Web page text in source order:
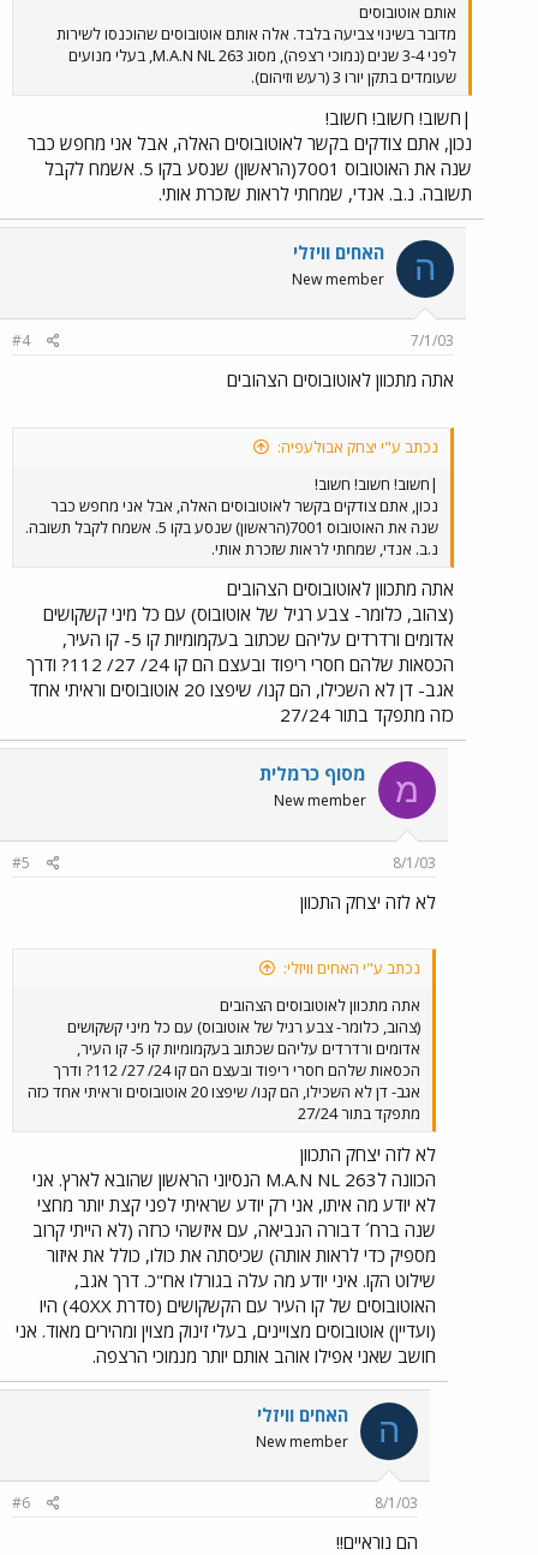
אותם אוטובוסים
מדובר בשינוי צביעה בלבד. אלה אותם אוטובוסים שהוכנסו לשירות
לפני 3-4 שנים (נמוכי רצפה), מסוג M.A.N NL 263, בעלי מנועים
שעומדים בתקן יורו 3 (רעש וזיהום).
|חשוב! חשוב! חשוב!
נכון, אתם צודקים בקשר לאוטובוסים האלה, אבל אני מחפש כבר
שנה את האוטובוס 7001(הראשון) שנסע בקו 5. אשמח לקבל
תשובה. נ.ב. אנדי, שמחתי לראות שזכרת אותי.
ה האחים וויזלי
New member
7/1/03
#4
אתה מתכוון לאוטובוסים הצהובים
נכתב ע"י יצחק אבולעפיה:
|חשוב! חשוב! חשוב!
נכון, אתם צודקים בקשר לאוטובוסים האלה, אבל אני מחפש כבר
שנה את האוטובוס 7001(הראשון) שנסע בקו 5. אשמח לקבל תשובה.
נ.ב. אנדי, שמחתי לראות שזכרת אותי.
אתה מתכוון לאוטובוסים הצהובים
(צהוב, כלומר- צבע רגיל של אוטובוס) עם כל מיני קשקושים
אדומים ורדרדים עליהם שכתוב בעקמומיות קו 5- קו העיר,
הכסאות שלהם חסרי ריפוד ובעצם הם קו 24/ 27/ 112? ודרך
אגב- דן לא השכילו, הם קנו/ שיפצו 20 אוטובוסים וראיתי אחד
כזה מתפקד בתור 27/24
מ מסוף כרמלית
New member
8/1/03
#5
לא לזה יצחק התכוון
נכתב ע"י האחים וויזלי:
אתה מתכוון לאוטובוסים הצהובים
(צהוב, כלומר- צבע רגיל של אוטובוס) עם כל מיני קשקושים
אדומים ורדרדים עליהם שכתוב בעקמומיות קו 5- קו העיר,
הכסאות שלהם חסרי ריפוד ובעצם הם קו 24/ 27/ 112? ודרך
אגב- דן לא השכילו, הם קנו/ שיפצו 20 אוטובוסים וראיתי אחד כזה
מתפקד בתור 27/24
לא לזה יצחק התכוון
הכוונה לM.A.N NL 263 הנסיוני הראשון שהובא לארץ. אני
לא יודע מה איתו, אני רק יודע שראיתי לפני קצת יותר מחצי
שנה ברח´ דבורה הנביאה, עם איזשהי כרזה (לא הייתי קרוב
מספיק כדי לראות אותה) שכיסתה את כולו, כולל את איזור
שילוט הקו. איני יודע מה עלה בגורלו אח"כ. דרך אגב,
האוטובוסים של קו העיר עם הקשקושים (סדרת 40XX) היו
(ועדיין) אוטובוסים מצויינים, בעלי זינוק מצוין ומהירים מאוד. אני
חושב שאני אפילו אוהב אותם יותר מנמוכי הרצפה.
ה האחים וויזלי
New member
8/1/03
#6
הם נוראיים!!